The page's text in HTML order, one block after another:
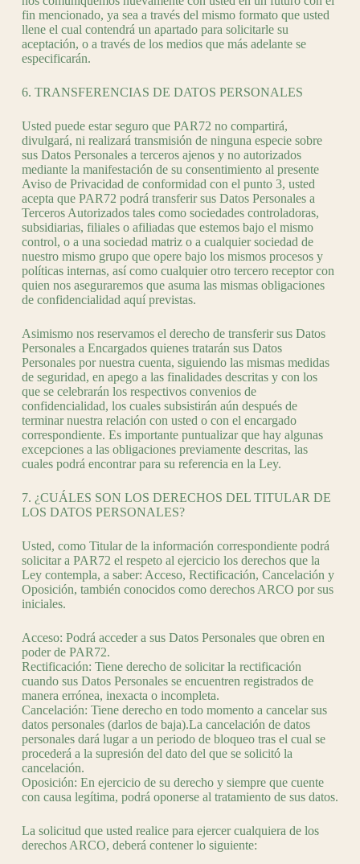
fin mencionado, ya sea a través del mismo formato que usted
llene el cual contendrá un apartado para solicitarle su
aceptación, o a través de los medios que más adelante se
especificarán.
6. TRANSFERENCIAS DE DATOS PERSONALES
Usted puede estar seguro que PAR72 no compartirá,
divulgará, ni realizará transmisión de ninguna especie sobre
sus Datos Personales a terceros ajenos y no autorizados
mediante la manifestación de su consentimiento al presente
Aviso de Privacidad de conformidad con el punto 3, usted
acepta que PAR72 podrá transferir sus Datos Personales a
Terceros Autorizados tales como sociedades controladoras,
subsidiarias, filiales o afiliadas que estemos bajo el mismo
control, o a una sociedad matriz o a cualquier sociedad de
nuestro mismo grupo que opere bajo los mismos procesos y
políticas internas, así como cualquier otro tercero receptor con
quien nos aseguraremos que asuma las mismas obligaciones
de confidencialidad aquí previstas.
Asimismo nos reservamos el derecho de transferir sus Datos
Personales a Encargados quienes tratarán sus Datos
Personales por nuestra cuenta, siguiendo las mismas medidas
de seguridad, en apego a las finalidades descritas y con los
que se celebrarán los respectivos convenios de
confidencialidad, los cuales subsistirán aún después de
terminar nuestra relación con usted o con el encargado
correspondiente. Es importante puntualizar que hay algunas
excepciones a las obligaciones previamente descritas, las
cuales podrá encontrar para su referencia en la Ley.
7. ¿CUÁLES SON LOS DERECHOS DEL TITULAR DE
LOS DATOS PERSONALES?
Usted, como Titular de la información correspondiente podrá
solicitar a PAR72 el respeto al ejercicio los derechos que la
Ley contempla, a saber: Acceso, Rectificación, Cancelación y
Oposición, también conocidos como derechos ARCO por sus
iniciales.
Acceso: Podrá acceder a sus Datos Personales que obren en
poder de PAR72.
Rectificación: Tiene derecho de solicitar la rectificación
cuando sus Datos Personales se encuentren registrados de
manera errónea, inexacta o incompleta.
Cancelación: Tiene derecho en todo momento a cancelar sus
datos personales (darlos de baja).La cancelación de datos
personales dará lugar a un periodo de bloqueo tras el cual se
procederá a la supresión del dato del que se solicitó la
cancelación.
Oposición: En ejercicio de su derecho y siempre que cuente
con causa legítima, podrá oponerse al tratamiento de sus datos.
La solicitud que usted realice para ejercer cualquiera de los
derechos ARCO, deberá contener lo siguiente: